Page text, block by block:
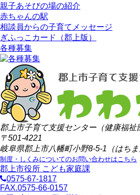
親子あそびの場の紹介
赤ちゃんの駅
相談員からの子育てメッセージ
ぎふっこカード（郡上版）
各種募集
郡上市子育て支援センター（健康福祉
〒501-4221
岐阜県郡上市八幡町小野8-5-1（はちま
制度・しくみについてのお問い合わせはこちら
郡上市役所 こども家庭課
0575-67-1817
FAX.0575-66-0157